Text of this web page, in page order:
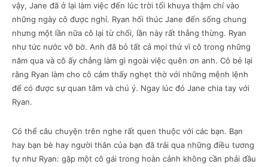
vậy, Jane đã ở lại làm việc đến lúc trời tối khuya thậm chí vào
những ngày cô được nghỉ. Ryan hối thúc Jane đến sống chung
nhưng một lần nữa cô lại từ chối, lần này rất thẳng thừng. Ryan
như tức nước vỡ bờ. Anh đã bỏ tất cả mọi thứ vì cô trong những
năm qua và cô ấy chẳng làm gì ngoài việc quên ơn anh. Cô bẻ lại
rằng Ryan làm cho cô cảm thấy nghẹt thờ với những mệnh lệnh
để có được sự quan tâm và chú ý. Ngay lúc đó Jane chia tay với
Ryan.
Có thể câu chuyện trên nghe rất quen thuộc với các bạn. Bạn
hay bạn bè hay người thân của bạn đã trải qua những điều tương
tự như Ryan: gặp một cô gái trong hoàn cảnh không cần phải đầu